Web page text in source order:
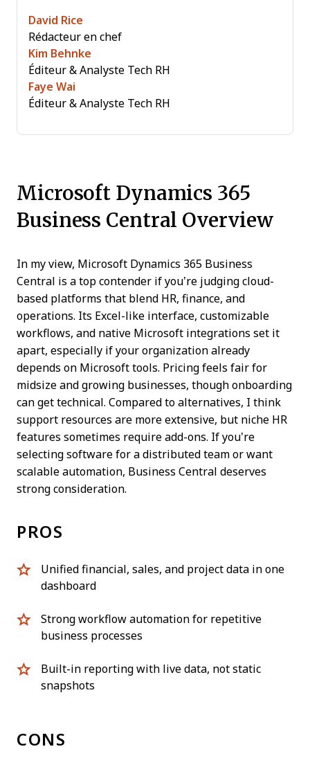
David Rice
Rédacteur en chef
Kim Behnke
Éditeur & Analyste Tech RH
Faye Wai
Éditeur & Analyste Tech RH
Microsoft Dynamics 365
Business Central Overview
In my view, Microsoft Dynamics 365 Business
Central is a top contender if you’re judging cloud-
based platforms that blend HR, finance, and
operations. Its Excel-like interface, customizable
workflows, and native Microsoft integrations set it
apart, especially if your organization already
depends on Microsoft tools. Pricing feels fair for
midsize and growing businesses, though onboarding
can get technical. Compared to alternatives, I think
support resources are more extensive, but niche HR
features sometimes require add-ons. If you’re
selecting software for a distributed team or want
scalable automation, Business Central deserves
strong consideration.
PROS
Unified financial, sales, and project data in one
dashboard
Strong workflow automation for repetitive
business processes
Built-in reporting with live data, not static
snapshots
CONS